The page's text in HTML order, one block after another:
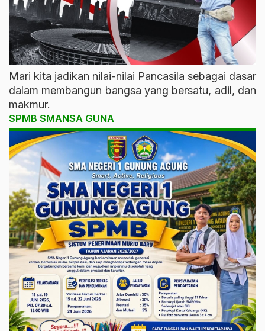
Mari kita jadikan nilai-nilai Pancasila sebagai dasar
dalam membangun bangsa yang bersatu, adil, dan
makmur.
SPMB SMANSA GUNA